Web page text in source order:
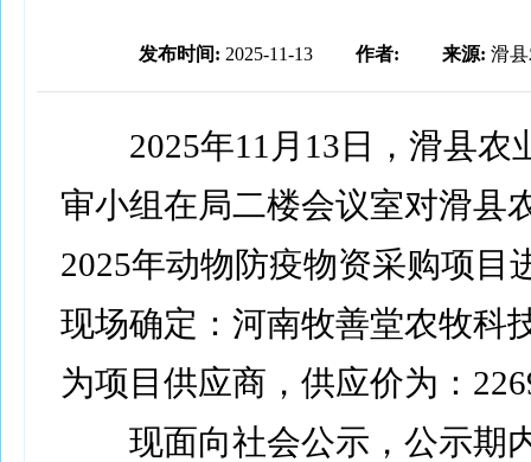
发布时间: 2025-11-13 作者: 来源: 滑
2025年11月13日，滑县农
审小组在局二楼会议室对滑县
2025年动物防疫物资采购项目
现场确定：河南牧善堂农牧科
为项目供应商，供应价为：
现面向社会公示，公示期